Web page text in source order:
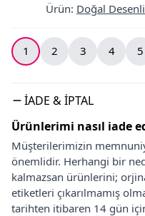
Ürün: Doğal
1 2 3 4 5
İADE & İPTAL
Ürünlerimi nasıl iade
Müşterilerimizin
önemlidir. Herhangi bir
kalmazsan ürünlerini;
etiketleri çıkarılmamış
tarihten itibaren 14 gün